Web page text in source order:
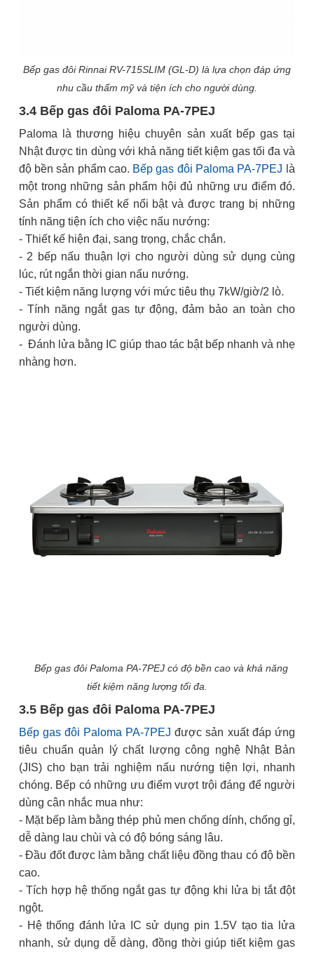
Bếp gas đôi Rinnai RV-715SLIM (GL-D) là lựa chọn đáp ứng
nhu cầu thẩm mỹ và tiện ích cho người dùng.
3.4 Bếp gas đôi Paloma PA-7PEJ
Paloma là thương hiệu chuyên sản xuất bếp gas tại
Nhật được tin dùng với khả năng tiết kiệm gas tối đa và
độ bền sản phẩm cao. Bếp gas đôi Paloma PA-7PEJ là
một trong những sản phẩm hội đủ những ưu điểm đó.
Sản phẩm có thiết kế nổi bật và được trang bị những
tính năng tiện ích cho việc nấu nướng:
- Thiết kế hiện đại, sang trọng, chắc chắn.
- 2 bếp nấu thuận lợi cho người dùng sử dụng cùng
lúc, rút ngắn thời gian nấu nướng.
- Tiết kiệm năng lượng với mức tiêu thụ 7kW/giờ/2 lò.
- Tính năng ngắt gas tự động, đảm bảo an toàn cho
người dùng.
- Đánh lửa bằng IC giúp thao tác bật bếp nhanh và nhẹ
nhàng hơn.
Bếp gas đôi Paloma PA-7PEJ có độ bền cao và khả năng
tiết kiệm năng lượng tối đa.
3.5 Bếp gas đôi Paloma PA-7PEJ
Bếp gas đôi Paloma PA-7PEJ được sản xuất đáp ứng
tiêu chuẩn quản lý chất lượng công nghệ Nhật Bản
(JIS) cho bạn trải nghiệm nấu nướng tiện lợi, nhanh
chóng. Bếp có những ưu điểm vượt trội đáng để người
dùng cân nhắc mua như:
- Mặt bếp làm bằng thép phủ men chống dính, chống gỉ,
dễ dàng lau chùi và có độ bóng sáng lâu.
- Đầu đốt được làm bằng chất liệu đồng thau có độ bền
cao.
- Tích hợp hệ thống ngắt gas tự động khi lửa bị tắt đột
ngột.
- Hệ thống đánh lửa IC sử dụng pin 1.5V tạo tia lửa
nhanh, sử dụng dễ dàng, đồng thời giúp tiết kiệm gas